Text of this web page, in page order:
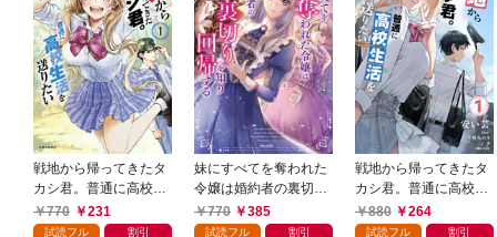
戦地から帰ってきたタ
カシ君。普通に高校生
活を送りたい（コミッ
ク）【電子版特典付】
770 231
試読フル 割引
妹にすべてを奪われた
令嬢は婚約者の裏切り
を知り回帰する（コミ
ック）【電子版特典
770 385
試読フル 割引
戦地から帰ってきたタ
カシ君。普通に高校生
活を送りたい【電子版
特典付】１
880 264
試読フル 割引